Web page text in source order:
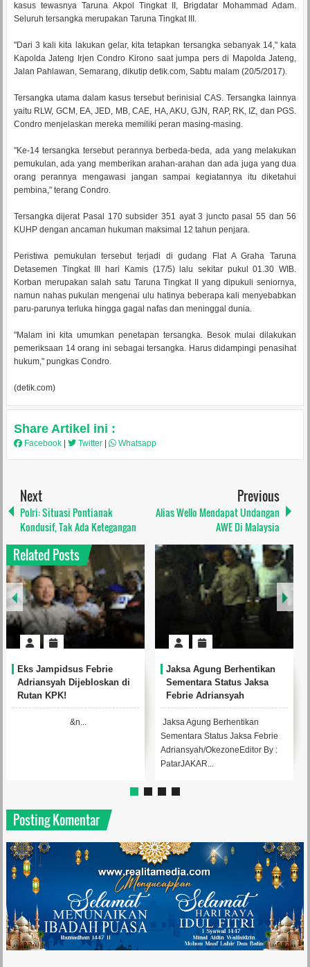
kasus tewasnya Taruna Akpol Tingkat II, Brigdatar Mohammad Adam.
Seluruh tersangka merupakan Taruna Tingkat III.
"Dari 3 kali kita lakukan gelar, kita tetapkan tersangka sebanyak 14," kata
Kapolda Jateng Irjen Condro Kirono saat jumpa pers di Mapolda Jateng,
Jalan Pahlawan, Semarang, dikutip detik.com, Sabtu malam (20/5/2017).
Tersangka utama dalam kasus tersebut berinisial CAS. Tersangka lainnya
yaitu RLW, GCM, EA, JED, MB, CAE, HA, AKU, GJN, RAP, RK, IZ, dan PGS.
Condro menjelaskan mereka memiliki peran masing-masing.
"Ke-14 tersangka tersebut perannya berbeda-beda, ada yang melakukan
pemukulan, ada yang memberikan arahan-arahan dan ada juga yang dua
orang perannya mengawasi jangan sampai kegiatannya itu diketahui
pembina," terang Condro.
Tersangka dijerat Pasal 170 subsider 351 ayat 3 juncto pasal 55 dan 56
KUHP dengan ancaman hukuman maksimal 12 tahun penjara.
Peristiwa pemukulan tersebut terjadi di gudang Flat A Graha Taruna
Detasemen Tingkat III hari Kamis (17/5) lalu sekitar pukul 01.30 WIB.
Korban merupakan salah satu Taruna Tingkat II yang dipukuli seniornya,
namun nahas pukulan mengenai ulu hatinya beberapa kali menyebabkan
paru-parunya terluka hingga gagal nafas dan meninggal dunia.
"Malam ini kita umumkan penetapan tersangka. Besok mulai dilakukan
pemeriksaan 14 orang ini sebagai tersangka. Harus didampingi penasihat
hukum," pungkas Condro.
(detik.com)
Share Artikel ini :
Facebook Twitter Whatsapp
Next
Polri: Situasi Pontianak
Kondusif, Tak Ada Ketegangan
Previous
Alias Wello Mendapat Undangan
AWE Di Malaysia
Related Posts
Eks Jampidsus Febrie
Adriansyah Dijebloskan di
Rutan KPK!
&n...
Jaksa Agung Berhentikan
Sementara Status Jaksa
Febrie Adriansyah
Jaksa Agung Berhentikan
Sementara Status Jaksa Febrie
Adriansyah/OkezoneEditor By :
PatarJAKAR...
Posting Komentar